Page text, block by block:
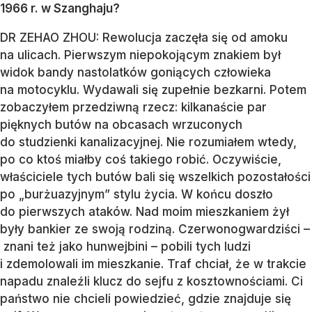
1966 r. w Szanghaju?
DR ZEHAO ZHOU: Rewolucja zaczęła się od amoku
na ulicach. Pierwszym niepokojącym znakiem był
widok bandy nastolatków goniących człowieka
na motocyklu. Wydawali się zupełnie bezkarni. Potem
zobaczyłem przedziwną rzecz: kilkanaście par
pięknych butów na obcasach wrzuconych
do studzienki kanalizacyjnej. Nie rozumiałem wtedy,
po co ktoś miałby coś takiego robić. Oczywiście,
właściciele tych butów bali się wszelkich pozostałości
po „burżuazyjnym” stylu życia. W końcu doszło
do pierwszych ataków. Nad moim mieszkaniem żył
były bankier ze swoją rodziną. Czerwonogwardziści –
znani też jako hunwejbini – pobili tych ludzi
i zdemolowali im mieszkanie. Traf chciał, że w trakcie
napadu znaleźli klucz do sejfu z kosztownościami. Ci
państwo nie chcieli powiedzieć, gdzie znajduje się